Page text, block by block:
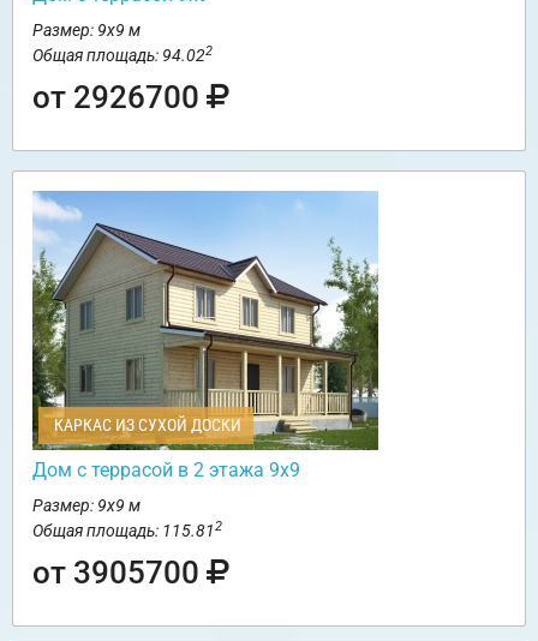
Размер: 9х9 м
Общая площадь: 94.022
от 2926700
КАРКАС ИЗ СУХОЙ ДОСКИ
Дом с террасой в 2 этажа 9х9
Размер: 9х9 м
Общая площадь: 115.812
от 3905700